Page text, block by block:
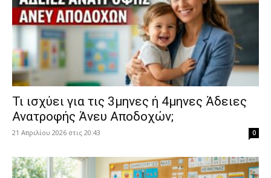
​Τι ισχύει για τις 3μηνες ή 4μηνες Άδειες
Ανατροφής Άνευ Αποδοχών;
21 Απριλίου 2026 στις 20:43 0